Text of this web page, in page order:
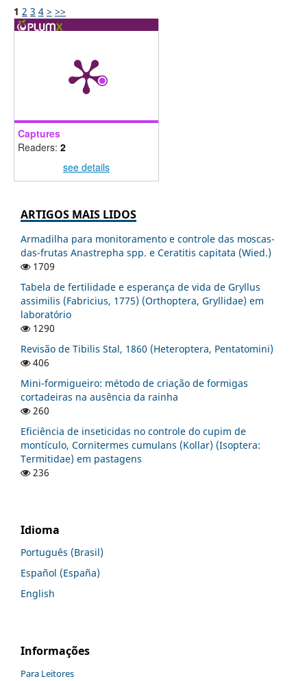
1 2 3 4 > >>
Captures
Readers: 2
see details
ARTIGOS MAIS LIDOS
Armadilha para monitoramento e controle das moscas-
das-frutas Anastrepha spp. e Ceratitis capitata (Wied.)
1709
Tabela de fertilidade e esperança de vida de Gryllus
assimilis (Fabricius, 1775) (Orthoptera, Gryllidae) em
laboratório
1290
Revisão de Tibilis Stal, 1860 (Heteroptera, Pentatomini)
406
Mini-formigueiro: método de criação de formigas
cortadeiras na ausência da rainha
260
Eficiência de inseticidas no controle do cupim de
montículo, Cornitermes cumulans (Kollar) (Isoptera:
Termitidae) em pastagens
236
Idioma
Português (Brasil)
Español (España)
English
Informações
Para Leitores